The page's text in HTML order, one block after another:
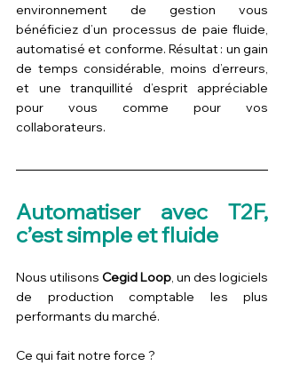
environnement de gestion vous
bénéficiez d’un processus de paie fluide,
automatisé et conforme. Résultat : un gain
de temps considérable, moins d’erreurs,
et une tranquillité d’esprit appréciable
pour vous comme pour vos
collaborateurs.
Automatiser avec T2F,
c’est simple et fluide
Nous utilisons Cegid Loop, un des logiciels
de production comptable les plus
performants du marché.
Ce qui fait notre force ?